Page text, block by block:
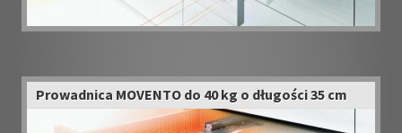
Prowadnica MOVENTO do 40 kg o długości 35 cm